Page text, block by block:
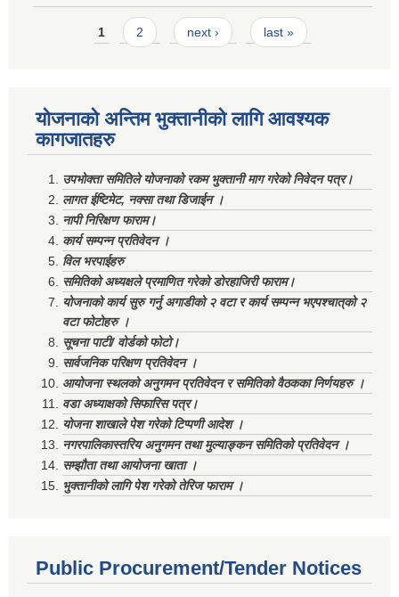
Pages1 2 next › last »
योजनाको अन्तिम भुक्तानीको लागि आवश्यक
कागजातहरु
उपभोक्ता समितिले योजनाको रकम भुक्तानी माग गरेको निवेदन पत्र।
लागत ईष्टिमेट, नक्सा तथा डिजाईन ।
नापी निरिक्षण फाराम।
कार्य सम्पन्न प्रतिवेदन ।
विल भरपाईहरु
समितिको अध्यक्षले प्रमाणित गरेको डोरहाजिरी फाराम।
योजनाको कार्य सुरु गर्नु अगाडीको २ वटा र कार्य सम्पन्न भएपश्चात्‌को २
वटा फोटोहरु ।
सूचना पाटी/ वोर्डको फोटो।
सार्वजनिक परिक्षण प्रतिवेदन ।
आयोजना स्थलको अनुगमन प्रतिवेदन र समितिको वैठकका निर्णयहरु ।
वडा अध्याक्षको सिफारिस पत्र।
योजना शाखाले पेश गरेको टिप्पणी आदेश ।
नगरपालिकास्तरिय अनुगमन तथा मुल्याङ्कन समितिको प्रतिवेदन ।
सम्झौता तथा आयोजना खाता ।
भुक्तानीको लागि पेश गरेको तेरिज फाराम ।
Public Procurement/Tender Notices